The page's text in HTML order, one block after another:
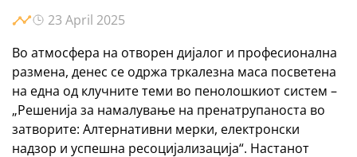
23 April 2025
Во атмосфера на отворен дијалог и професионална
размена, денес се одржа тркалезна маса посветена
на една од клучните теми во пенолошкиот систем –
„Решенија за намалување на пренатрупаноста во
затворите: Алтернативни мерки, електронски
надзор и успешна ресоцијализација“. Настанот